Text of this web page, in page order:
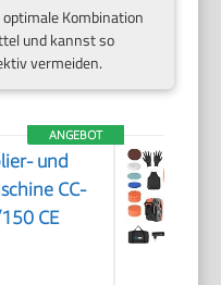
Kombination
und kannst so
vermeiden.
ANGEBOT
und
CC-
CE